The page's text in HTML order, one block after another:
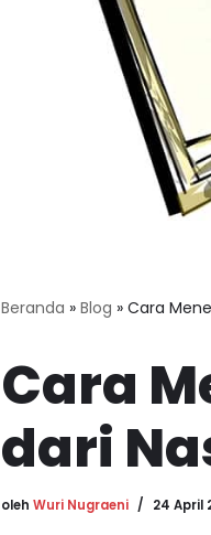
Beranda » Blog » Cara
Cara
dari
oleh Wuri Nugraeni 24 April